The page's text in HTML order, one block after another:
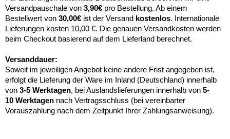
Versandpauschale von 3,90€ pro Bestellung. Ab einem
Bestellwert von 30,00€ ist der Versand kostenlos. Internationale
Lieferungen kosten 10,00 €. Die genauen Versandkosten werden
beim Checkout basierend auf dem Lieferland berechnet.
Versanddauer:
Soweit im jeweiligen Angebot keine andere Frist angegeben ist,
erfolgt die Lieferung der Ware im Inland (Deutschland) innerhalb
von 3-5 Werktagen, bei Auslandslieferungen innerhalb von 5-
10 Werktagen nach Vertragsschluss (bei vereinbarter
Vorauszahlung nach dem Zeitpunkt Ihrer Zahlungsanweisung).